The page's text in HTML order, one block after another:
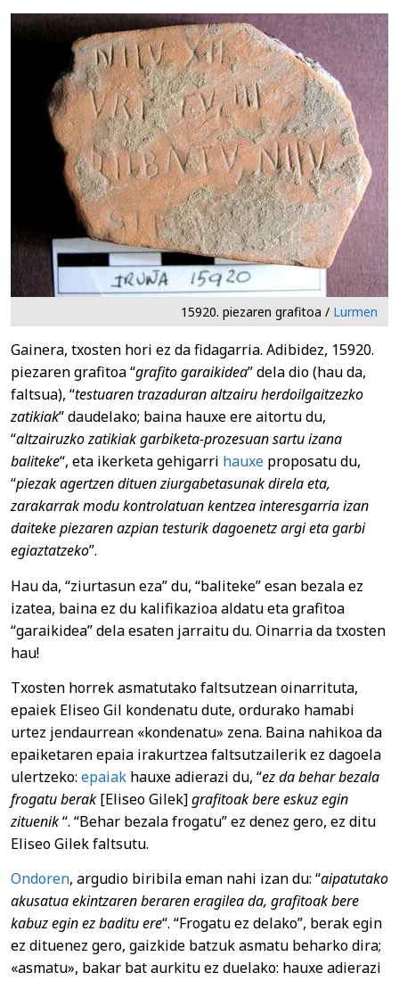
15920. piezaren grafitoa / Lurmen
Gainera, txosten hori ez da fidagarria. Adibidez, 15920.
piezaren grafitoa “grafito garaikidea” dela dio (hau da,
faltsua), “testuaren trazaduran altzairu herdoilgaitzezko
zatikiak” daudelako; baina hauxe ere aitortu du,
“altzairuzko zatikiak garbiketa-prozesuan sartu izana
baliteke“, eta ikerketa gehigarri hauxe proposatu du,
“piezak agertzen dituen ziurgabetasunak direla eta,
zarakarrak modu kontrolatuan kentzea interesgarria izan
daiteke piezaren azpian testurik dagoenetz argi eta garbi
egiaztatzeko”.
Hau da, “ziurtasun eza” du, “baliteke” esan bezala ez
izatea, baina ez du kalifikazioa aldatu eta grafitoa
“garaikidea” dela esaten jarraitu du. Oinarria da txosten
hau!
Txosten horrek asmatutako faltsutzean oinarrituta,
epaiek Eliseo Gil kondenatu dute, ordurako hamabi
urtez jendaurrean «kondenatu» zena. Baina nahikoa da
epaiketaren epaia irakurtzea faltsutzailerik ez dagoela
ulertzeko: epaiak hauxe adierazi du, “ez da behar bezala
frogatu berak [Eliseo Gilek]grafitoak bere eskuz egin
zituenik“. “Behar bezala frogatu” ez denez gero, ez ditu
Eliseo Gilek faltsutu.
Ondoren, argudio biribila eman nahi izan du: “aipatutako
akusatua ekintzaren beraren eragilea da, grafitoak bere
kabuz egin ez baditu ere“. “Frogatu ez delako”, berak egin
ez dituenez gero, gaizkide batzuk asmatu beharko dira;
«asmatu», bakar bat aurkitu ez duelako: hauxe adierazi